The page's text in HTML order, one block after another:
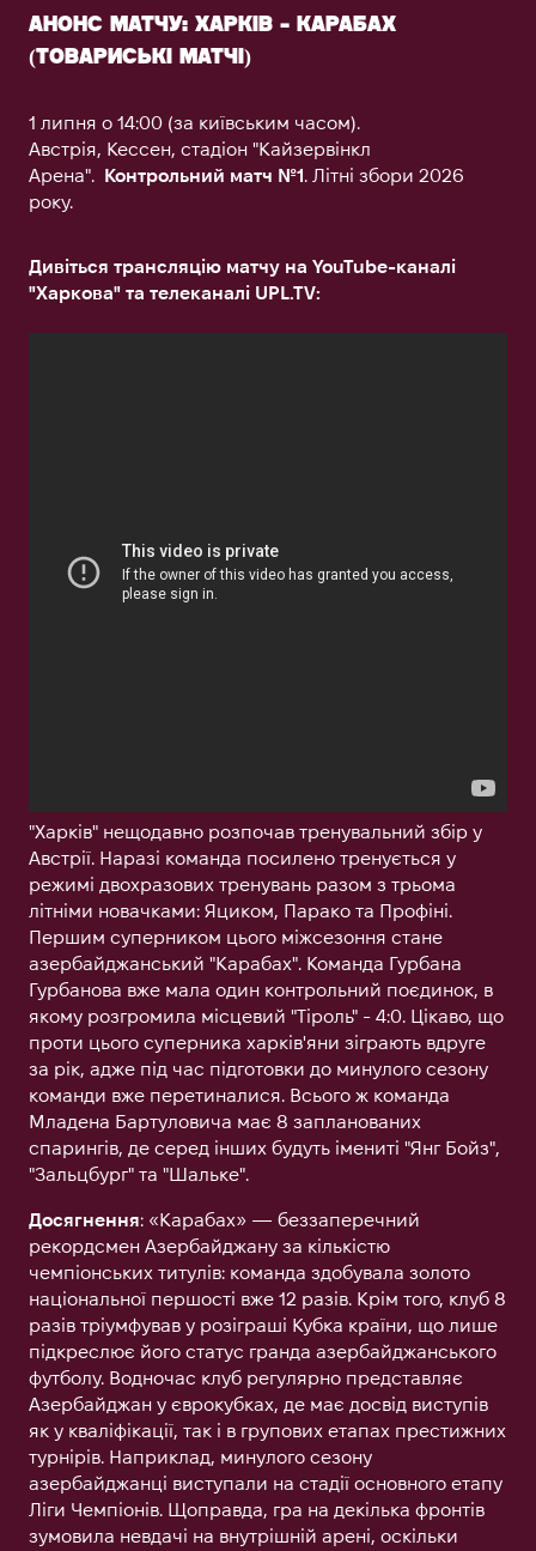
АНОНС МАТЧУ: ХАРКІВ - КАРАБАХ
(ТОВАРИСЬКІ МАТЧІ)
1 липня о 14:00 (за київським часом).
Австрія, Кессен, стадіон "Кайзервінкл
Арена". Контрольний матч №1. Літні збори 2026
року.
Дивіться трансляцію матчу на YouTube-каналі
"Харкова" та телеканалі UPL.TV:
"Харків" нещодавно розпочав тренувальний збір у
Австрії. Наразі команда посилено тренується у
режимі двохразових тренувань разом з трьома
літніми новачками: Яциком, Парако та Профіні.
Першим суперником цього міжсезоння стане
азербайджанський "Карабах". Команда Гурбана
Гурбанова вже мала один контрольний поєдинок, в
якому розгромила місцевий "Тіроль" - 4:0. Цікаво, що
проти цього суперника харків'яни зіграють вдруге
за рік, адже під час підготовки до минулого сезону
команди вже перетиналися. Всього ж команда
Младена Бартуловича має 8 запланованих
спарингів, де серед інших будуть імениті "Янг Бойз",
"Зальцбург" та "Шальке".
Досягнення: «Карабах» — беззаперечний
рекордсмен Азербайджану за кількістю
чемпіонських титулів: команда здобувала золото
національної першості вже 12 разів. Крім того, клуб 8
разів тріумфував у розіграші Кубка країни, що лише
підкреслює його статус гранда азербайджанського
футболу. Водночас клуб регулярно представляє
Азербайджан у єврокубках, де має досвід виступів
як у кваліфікації, так і в групових етапах престижних
турнірів. Наприклад, минулого сезону
азербайджанці виступали на стадії основного етапу
Ліги Чемпіонів. Щоправда, гра на декілька фронтів
зумовила невдачі на внутрішній арені, оскільки